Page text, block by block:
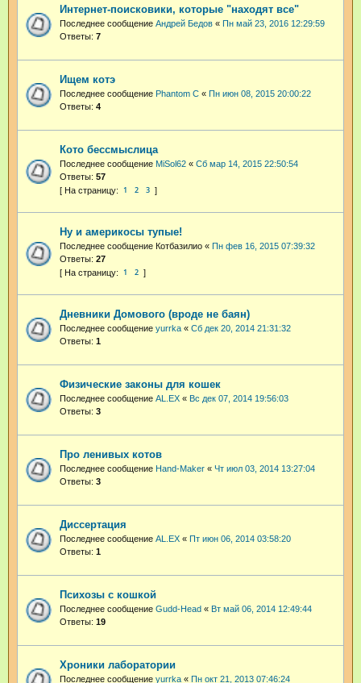
Интернет-поисковики, которые "находят все"
Последнее сообщение Андрей Бедов « Пн май 23, 2016 12:29:59
Ответы: 7
Ищем котэ
Последнее сообщение Phantom C « Пн июн 08, 2015 20:00:22
Ответы: 4
Кото бессмыслица
Последнее сообщение MiSol62 « Сб мар 14, 2015 22:50:54
Ответы: 57
1 2 3
Ну и америкосы тупые!
Последнее сообщение Котбазилио « Пн фев 16, 2015 07:39:32
Ответы: 27
1 2
Дневники Домового (вроде не баян)
Последнее сообщение yurrka « Сб дек 20, 2014 21:31:32
Ответы: 1
Физические законы для кошек
Последнее сообщение AL.EX « Вс дек 07, 2014 19:56:03
Ответы: 3
Про ленивых котов
Последнее сообщение Hand-Maker « Чт июл 03, 2014 13:27:04
Ответы: 3
Диссертация
Последнее сообщение AL.EX « Пт июн 06, 2014 03:58:20
Ответы: 1
Психозы с кошкой
Последнее сообщение Gudd-Head « Вт май 06, 2014 12:49:44
Ответы: 19
Хроники лаборатории
Последнее сообщение yurrka « Пн окт 21, 2013 07:46:24